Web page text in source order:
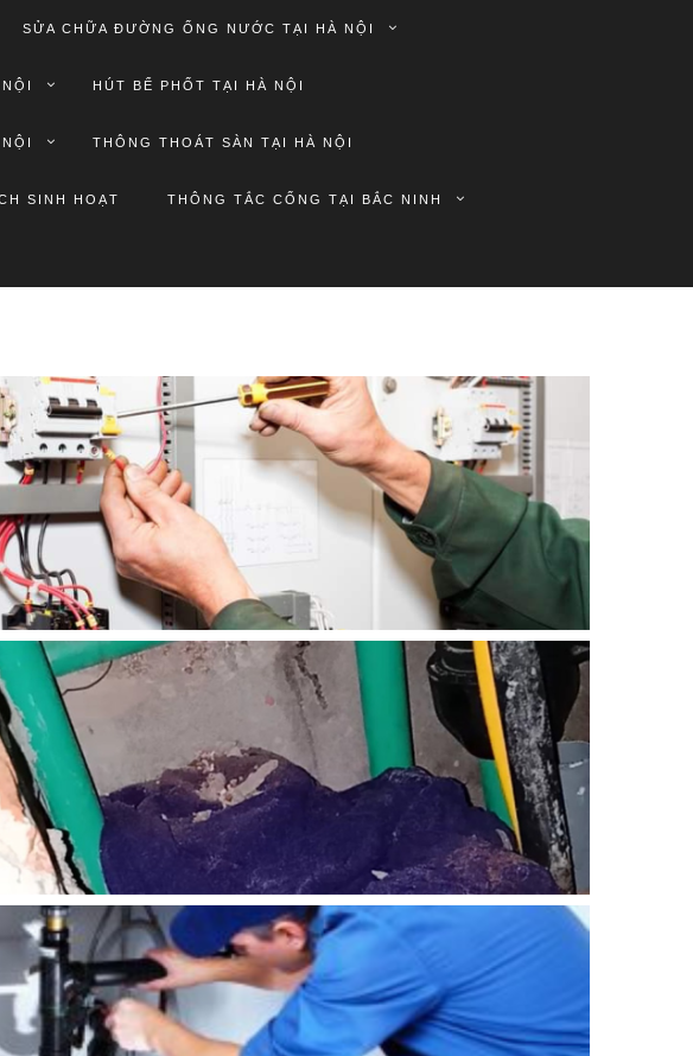
SỬA CHỮA ĐƯỜNG ỐNG NƯỚC TẠI HÀ NỘI
HÚT BỂ PHỐT TẠI HÀ NỘI
THÔNG THOÁT SÀN TẠI HÀ NỘI
SINH HOẠT THÔNG TẮC CỐNG TẠI BẮC NINH